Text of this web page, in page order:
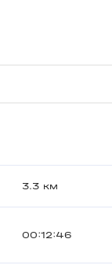
3.3 км
00:12:46